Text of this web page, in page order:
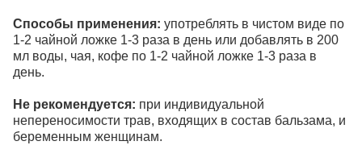
Способы применения: употреблять в чистом виде по
1-2 чайной ложке 1-3 раза в день или добавлять в 200
мл воды, чая, кофе по 1-2 чайной ложке 1-3 раза в
день.
Не рекомендуется: при индивидуальной
непереносимости трав, входящих в состав бальзама, и
беременным женщинам.